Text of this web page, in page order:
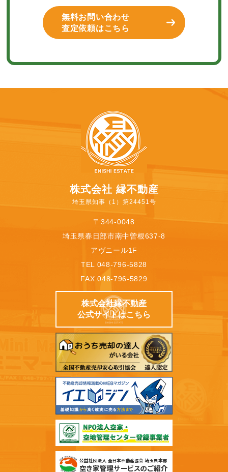
無料お問い合わせ
査定依頼はこちら
株式会社 縁不動産
埼玉県知事（1）第24451号
〒344-0048
埼玉県春日部市南中曽根637-8
アヴニール1F
TEL 048-796-5828
FAX 048-796-5829
株式会社縁不動産
公式サイトはこちら